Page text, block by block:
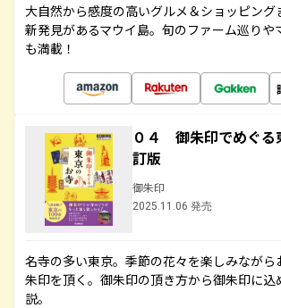
大自然から感度の高いグルメ＆ショッピング
新発見があるマウイ島。旬のファーム巡りや
も満載！
０４ 御朱印でめぐ
訂版
御朱印
2025.11.06 発売
名寺の多い東京。季節の花々を楽しみながら
朱印を頂く。御朱印の頂き方から御朱印に込
説。